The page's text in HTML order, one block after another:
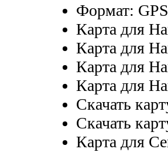
Формат: GPS
Карта для
Карта для
Карта для
Карта для
Скачать
Скачать
Карта для